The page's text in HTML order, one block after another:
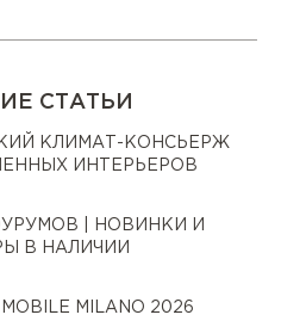
СТАТЬИ
КЛИМАТ-КОНСЬЕРЖ
ИНТЕРЬЕРОВ
| НОВИНКИ И
В НАЛИЧИИ
MILANO 2026